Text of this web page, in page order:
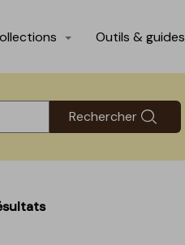
Outils & guides
Rechercher